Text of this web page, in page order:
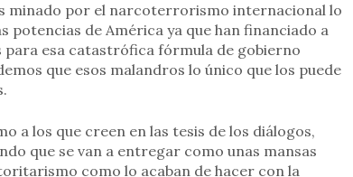
minado por el narcoterrorismo internacional lo
potencias de América ya que han financiado a
esa catastrófica fórmula de gobierno
que esos malandros lo único que los puede
a los que creen en las tesis de los diálogos,
que se van a entregar como unas mansas
como lo acaban de hacer con la